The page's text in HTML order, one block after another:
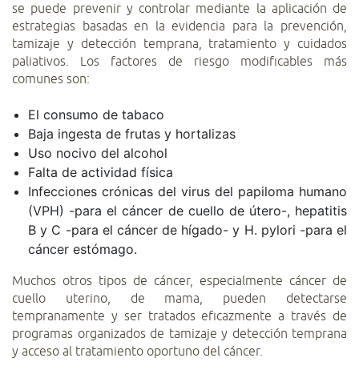
se puede prevenir y controlar mediante la aplicación de
estrategias basadas en la evidencia para la prevención,
tamizaje y detección temprana, tratamiento y cuidados
paliativos. Los factores de riesgo modificables más
comunes son:
El consumo de tabaco
Baja ingesta de frutas y hortalizas
Uso nocivo del alcohol
Falta de actividad física
Infecciones crónicas del virus del papiloma humano
(VPH) -para el cáncer de cuello de útero-, hepatitis
B y C -para el cáncer de hígado- y H. pylori -para el
cáncer estómago.
Muchos otros tipos de cáncer, especialmente cáncer de
cuello uterino, de mama, pueden detectarse
tempranamente y ser tratados eficazmente a través de
programas organizados de tamizaje y detección temprana
y acceso al tratamiento oportuno del cáncer.